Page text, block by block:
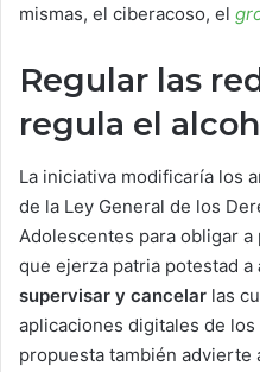
mismas, el ciberacoso, el
Regular las
regula el
La iniciativa modificaría los
de la Ley General de los
Adolescentes para obligar
que ejerza patria potestad a
supervisar y cancelar las
aplicaciones digitales de los
propuesta también advierte